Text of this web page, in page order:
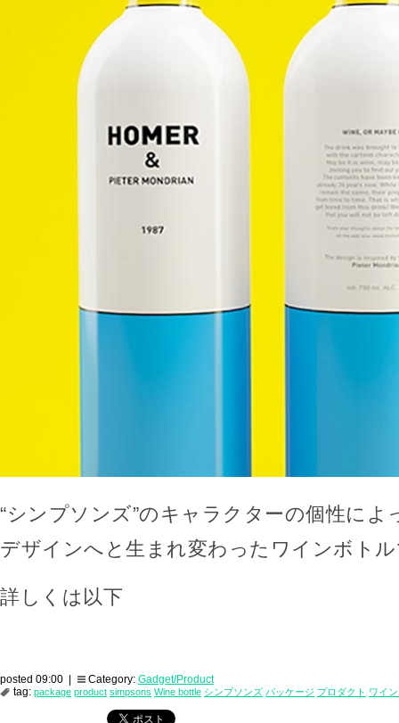
“シンプソンズ”のキャラクターの個性によ
デザインへと生まれ変わったワインボト
詳しくは以下
posted 09:00 | Category: Gadget/Product
tag: package product simpsons Wine bottle シンプソンズ パッケージ プロダクト ワイ